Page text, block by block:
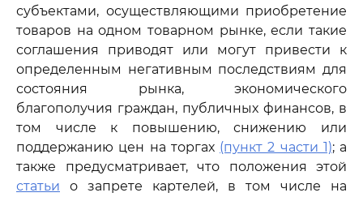
субъектами, осуществляющими приобретение
товаров на одном товарном рынке, если такие
соглашения приводят или могут привести к
определенным негативным последствиям для
состояния рынка, экономического
благополучия граждан, публичных финансов, в
том числе к повышению, снижению или
поддержанию цен на торгах (пункт 2 части 1); а
также предусматривает, что положения этой
статьи о запрете картелей, в том числе на